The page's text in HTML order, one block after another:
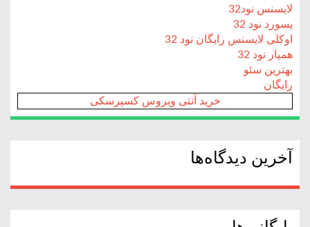
لایسنس نود32
پسورد نود 32
اوکلی لایسنس رایگان نود 32
همیار نود 32
بهترین سئو
رایگان
خرید آنتی ویروس کسپرسکی
آخرین دیدگاه‌ها